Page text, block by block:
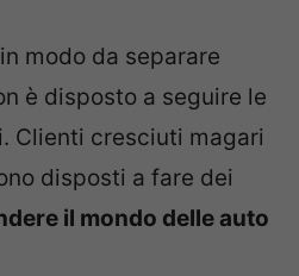
modo da separare
è disposto a seguire le
Clienti cresciuti magari
disposti a fare dei
il mondo delle auto